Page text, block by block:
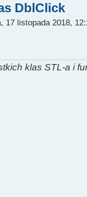
DblClick
17 listopada 2018,
klas STL-a i